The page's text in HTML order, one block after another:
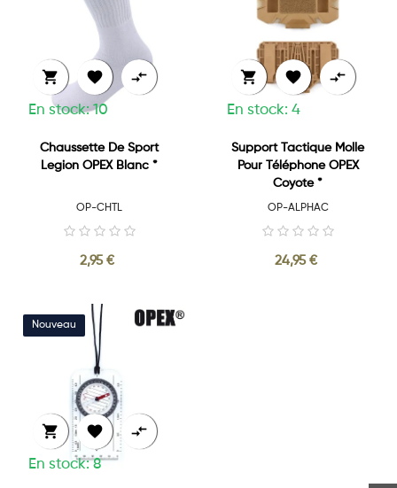
En stock: 10
  
Chaussette De Sport
Legion OPEX Blanc *
OP-CHTL
2,95 €
En stock: 4
  
Support Tactique Molle
Pour Téléphone OPEX
Coyote *
OP-ALPHAC
24,95 €
En stock: 8
  